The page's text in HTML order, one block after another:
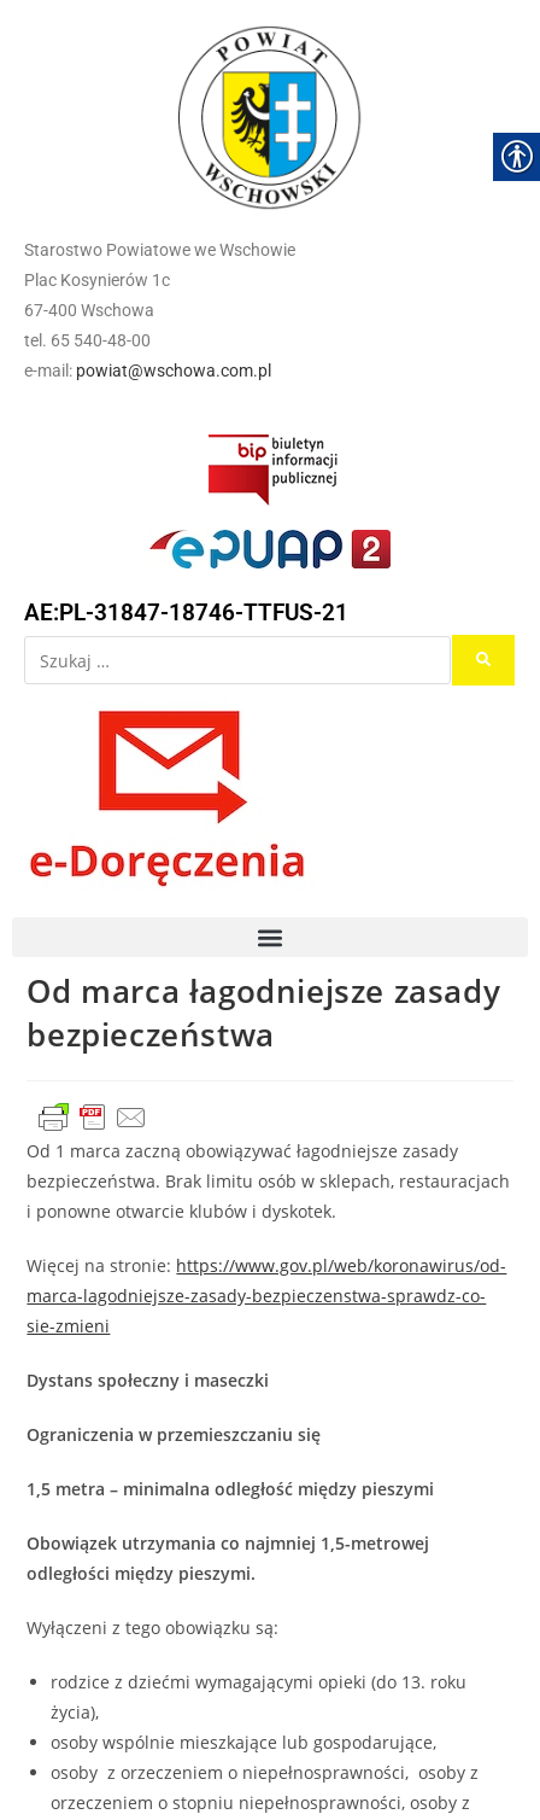
Starostwo Powiatowe we Wschowie
Plac Kosynierów 1c
67-400 Wschowa
tel. 65 540-48-00
e-mail: powiat@wschowa.com.pl
AE:PL-31847-18746-TTFUS-21
Od marca łagodniejsze zasady
bezpieczeństwa
Od 1 marca zaczną obowiązywać łagodniejsze zasady
bezpieczeństwa. Brak limitu osób w sklepach, restauracjach
i ponowne otwarcie klubów i dyskotek.
Więcej na stronie: https://www.gov.pl/web/koronawirus/od-
marca-lagodniejsze-zasady-bezpieczenstwa-sprawdz-co-
sie-zmieni
Dystans społeczny i maseczki
Ograniczenia w przemieszczaniu się
1,5 metra – minimalna odległość między pieszymi
Obowiązek utrzymania co najmniej 1,5-metrowej
odległości między pieszymi.
Wyłączeni z tego obowiązku są:
rodzice z dziećmi wymagającymi opieki (do 13. roku
życia),
osoby wspólnie mieszkające lub gospodarujące,
osoby z orzeczeniem o niepełnosprawności, osoby z
orzeczeniem o stopniu niepełnosprawności, osoby z